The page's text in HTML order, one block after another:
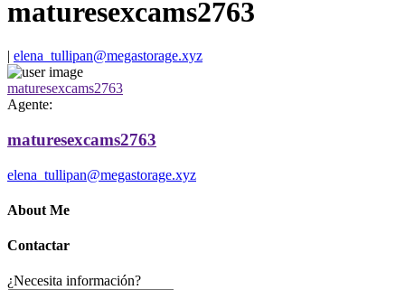
maturesexcams2763
| elena_tullipan@megastorage.xyz
maturesexcams2763
Agente:
maturesexcams2763
elena_tullipan@megastorage.xyz
About Me
Contactar
¿Necesita información?